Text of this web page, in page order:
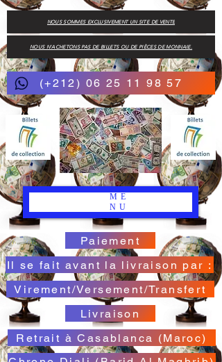
(+212) 06 25 11 98 57
ME
NU
Paiement
Virement/Versement/Transfert
Livraison
Retrait à Casablanca (Maroc)
Il se fait avant la livraison par :
NOUS N'ACHETONS PAS DE BILLETS OU DE PIÈCES DE MONNAIE.
NOUS SOMMES EXCLUSIVEMENT UN SITE DE VENTE